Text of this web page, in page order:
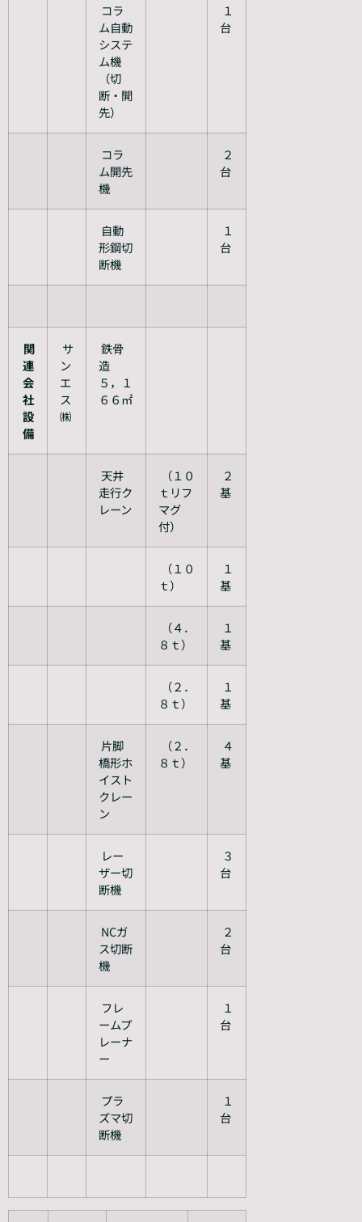
コラ
ム自動
システ
ム機
（切
断・開
先）
１
台
コラ
ム開先
機
２
台
自動
形鋼切
断機
１
台
関
連
会
社
設
備
サ
ン
エ
ス
㈱
鉄骨
造
５，１
６６㎡
天井
走行ク
レーン
（１０
ｔリフ
マグ
付）
２
基
（１０
ｔ）
１
基
（４．
８ｔ）
１
基
（２．
８ｔ）
１
基
片脚
橋形ホ
イスト
クレー
ン
（２．
８ｔ）
４
基
レー
ザー切
断機
３
台
NCガ
ス切断
機
２
台
フレ
ームプ
レーナ
ー
１
台
プラ
ズマ切
断機
１
台